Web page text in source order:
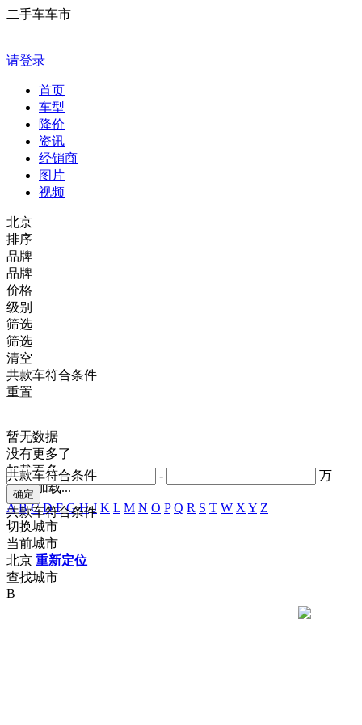
二手车车市
请登录
首页
车型
降价
资讯
经销商
图片
视频
北京
排序
品牌
品牌
价格
- 万
共款车符合条件
级别
共款车符合条件
筛选
筛选
清空
共款车符合条件
重置
暂无数据
没有更多了
加载更多
正在加载...
A B C D F G H J K L M N O P Q R S T W X Y Z
切换城市
当前城市
北京 重新定位
查找城市
B